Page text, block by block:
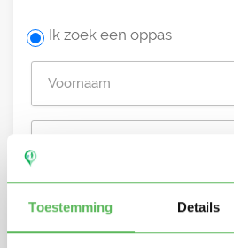
Toestemming Details
Ik zoek een oppas